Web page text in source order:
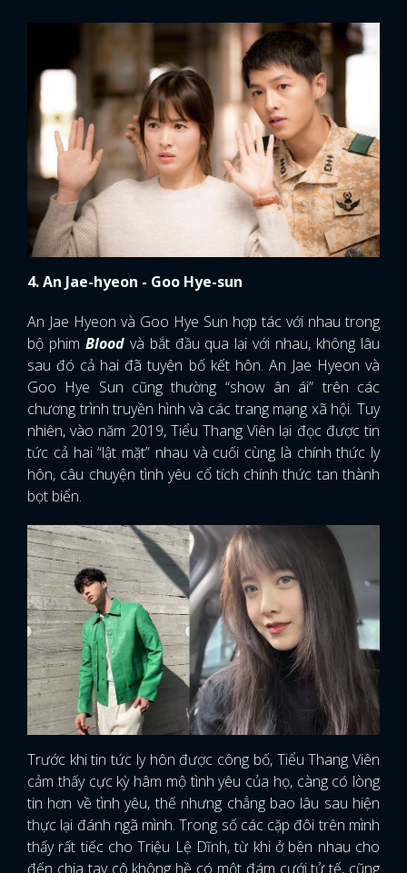
4. An Jae-hyeon - Goo Hye-sun
An Jae Hyeon và Goo Hye Sun hợp tác với nhau trong
bộ phim Blood và bắt đầu qua lại với nhau, không lâu
sau đó cả hai đã tuyên bố kết hôn. An Jae Hyeon và
Goo Hye Sun cũng thường “show ân ái” trên các
chương trình truyền hình và các trang mạng xã hội. Tuy
nhiên, vào năm 2019, Tiểu Thang Viên lại đọc được tin
tức cả hai “lật mặt” nhau và cuối cùng là chính thức ly
hôn, câu chuyện tình yêu cổ tích chính thức tan thành
bọt biển.
Trước khi tin tức ly hôn được công bố, Tiểu Thang Viên
cảm thấy cực kỳ hâm mộ tình yêu của họ, càng có lòng
tin hơn về tình yêu, thế nhưng chẳng bao lâu sau hiện
thực lại đánh ngã mình. Trong số các cặp đôi trên mình
thấy rất tiếc cho Triệu Lệ Dĩnh, từ khi ở bên nhau cho
đến chia tay cô không hề có một đám cưới tử tế, cũng